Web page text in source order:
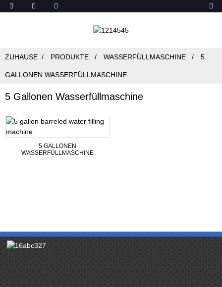
ZUHAUSE PRODUKTE WASSERFÜLLMASCHINE 5
GALLONEN WASSERFÜLLMASCHINE
5 Gallonen Wasserfüllmaschine
5 GALLONEN
WASSERFÜLLMASCHINE